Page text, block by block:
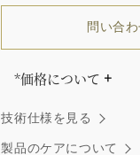
問い合
*価格について
ウィンストンはそう
厳選された最高品質
技術仕様を見る
製品のケアについて